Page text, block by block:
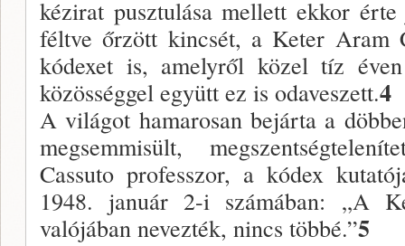
kézirat pusztulása mellett ekkor
féltve őrzött kincsét, a Keter Aram
kódexet is, amelyről közel tíz
közösséggel együtt ez is odaveszett.4
A világot hamarosan bejárta a
megsemmisült,
Cassuto professzor, a kódex
1948. január 2-i számában: „A
valójában nevezték, nincs többé.”5